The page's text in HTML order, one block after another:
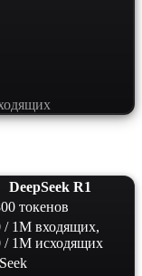
DeepSeek R1
токенов
/ 1M входящих,
/ 1M исходящих